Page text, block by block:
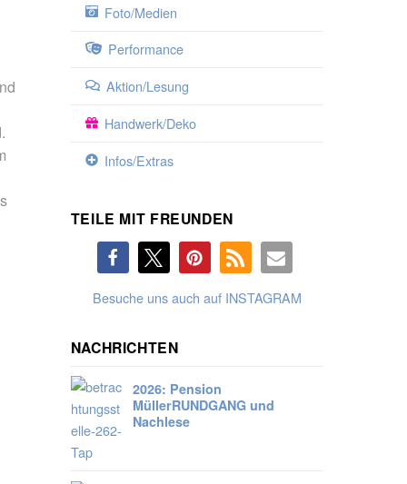
Foto/Medien
Performance
Aktion/Lesung
Handwerk/Deko
Infos/Extras
TEILE MIT FREUNDEN
Besuche uns auch auf INSTAGRAM
NACHRICHTEN
2026: Pension
MüllerRUNDGANG und
Nachlese